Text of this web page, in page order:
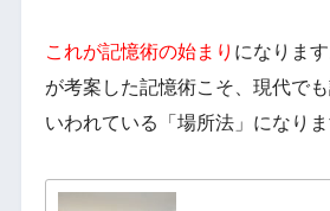
これが記憶術の始まり になりま
が考案した記憶術こそ、現代で
いわれている「場所法」になりま